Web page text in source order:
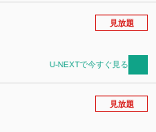
見放題
U-NEXTで今すぐ見る
見放題